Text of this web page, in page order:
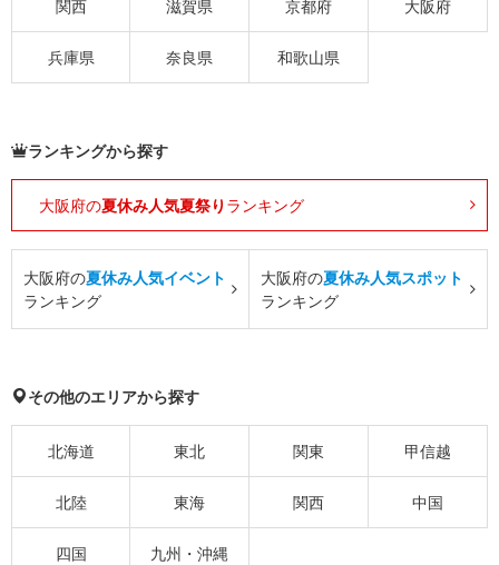
関西 滋賀県 京都府 大阪府
兵庫県 奈良県 和歌山県
ランキングから探す
大阪府の夏休み人気夏祭り ランキング
大阪府の夏休み人気イベント
ランキング
大阪府の夏休み人気スポット
ランキング
その他のエリアから探す
北海道 東北 関東 甲信越
北陸 東海 関西 中国
四国 九州・沖縄